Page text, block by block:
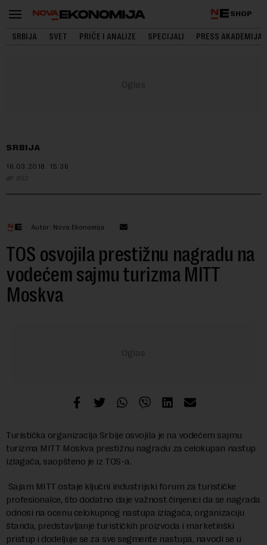
SHOP
SRBIJA SVET PRIČE I ANALIZE SPECIJALI PRESS AKADEMIJA
SRBIJA
16.03.2018. 15:36
B92
Autor: Nova Ekonomija
TOS osvojila prestižnu nagradu na
vodećem sajmu turizma MITT
Moskva
Turistička organizacija Srbije osvojila je na vodećem sajmu
turizma MITT Moskva prestižnu nagradu za celokupan nastup
izlagača, saopšteno je iz TOS-a.
Sajam MITT ostaje ključni industrijski forum za turističke
profesionalce, što dodatno daje važnost činjenici da se nagrada
odnosi na ocenu celokupnog nastupa izlagača, organizaciju
štanda, predstavljanje turističkih proizvoda i marketinški
pristup i dodeljuje se za sve segmente nastupa, navodi se u